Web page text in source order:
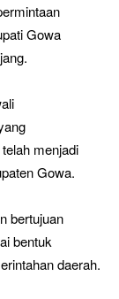
Gowa
menjadi
Gowa.
bertujuan
bentuk
daerah.